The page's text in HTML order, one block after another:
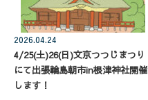
2026.04.24
4/25(土)26(日)文京つつじまつり
にて出張輪島朝市in根津神社開催
します！